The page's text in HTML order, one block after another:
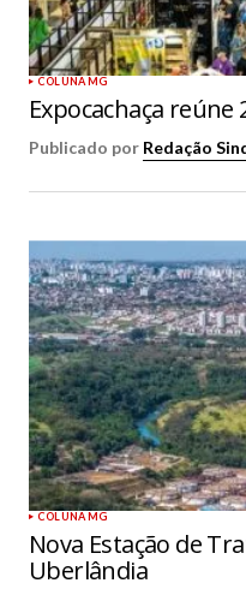
COLUNA MG
Expocachaça
Publicado por Redação
COLUNA MG
Nova Estação de
Uberlândia